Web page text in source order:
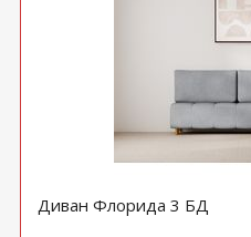
Диван Флорида 3 БД